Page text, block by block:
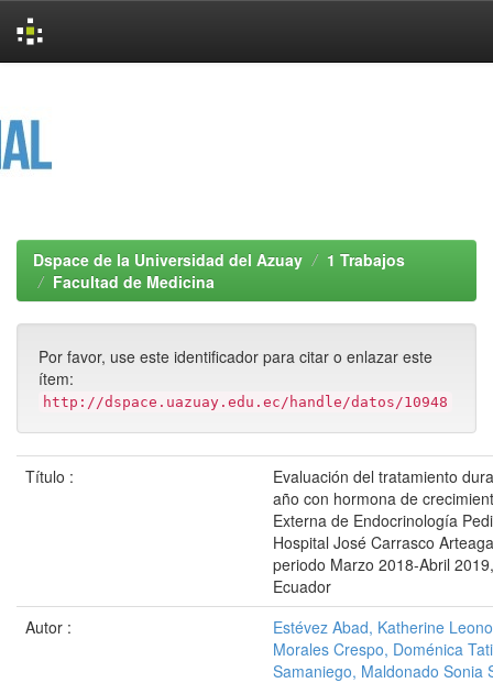
Dspace de la Universidad del Azuay
1 Trabajos
Facultad de Medicina
Por favor, use este identificador para citar o enlazar este
ítem:
http://dspace.uazuay.edu.ec/handle/datos/10948
Título :
Evaluación del tratamiento
año con hormona de
Externa de Endocrinología
Hospital José Carrasco
periodo Marzo 2018-Abril
Ecuador
Autor :
Estévez Abad, Katherine
Morales Crespo, Doménica
Samaniego, Maldonado Sonia